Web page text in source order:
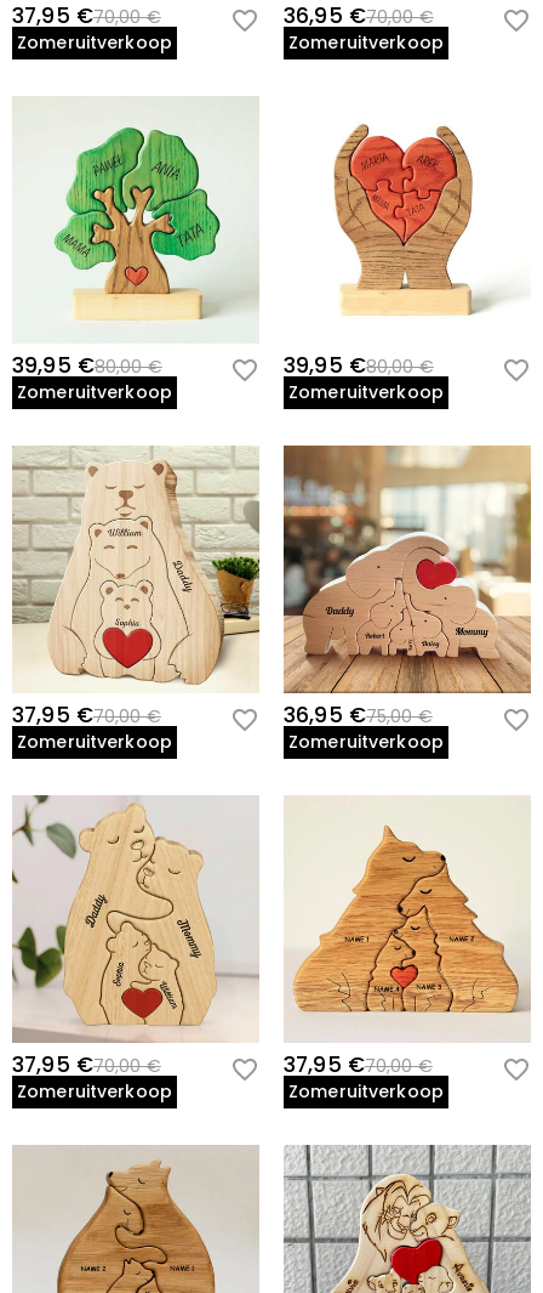
37,95 €70,00 €
Zomeruitverkoop
36,95 €70,00 €
Zomeruitverkoop
39,95 €80,00 €
Zomeruitverkoop
39,95 €80,00 €
Zomeruitverkoop
37,95 €70,00 €
Zomeruitverkoop
36,95 €75,00 €
Zomeruitverkoop
37,95 €70,00 €
Zomeruitverkoop
37,95 €70,00 €
Zomeruitverkoop